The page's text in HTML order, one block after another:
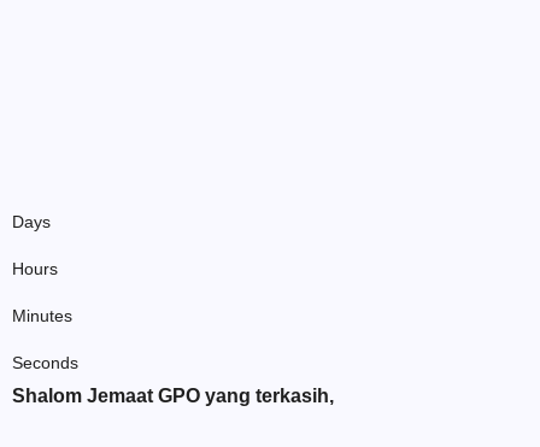
Days
Hours
Minutes
Seconds
Shalom Jemaat GPO yang terkasih,